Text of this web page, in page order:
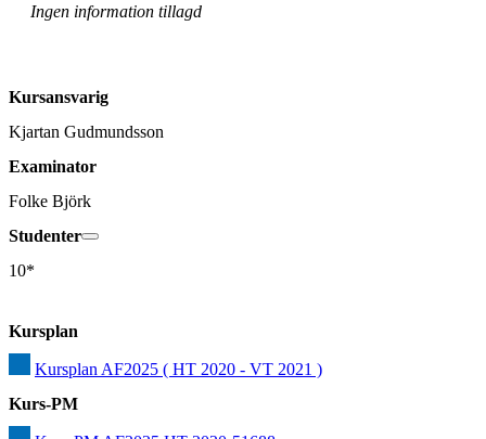
Ingen information tillagd
Kursansvarig
Kjartan Gudmundsson
Examinator
Folke Björk
Studenter
10*
Kursplan
Kursplan AF2025 ( HT 2020 - VT 2021 )
Kurs-PM